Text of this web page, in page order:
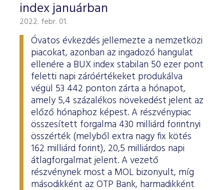
index januárban
2022. febr. 01.
Óvatos évkezdés jellemezte a nemzetközi
piacokat, azonban az ingadozó hangulat
ellenére a BUX index stabilan 50 ezer pont
feletti napi záróértékeket produkálva
végül 53 442 ponton zárta a hónapot,
amely 5,4 százalékos növekedést jelent az
előző hónaphoz képest. A részvénypiac
összesített forgalma 430 milliárd forintnyi
összérték (melyből extra nagy fix kötés
162 milliárd forint), 20,5 milliárdos napi
átlagforgalmat jelent. A vezető
részvénynek most a MOL bizonyult, míg
másodikként az OTP Bank, harmadikként